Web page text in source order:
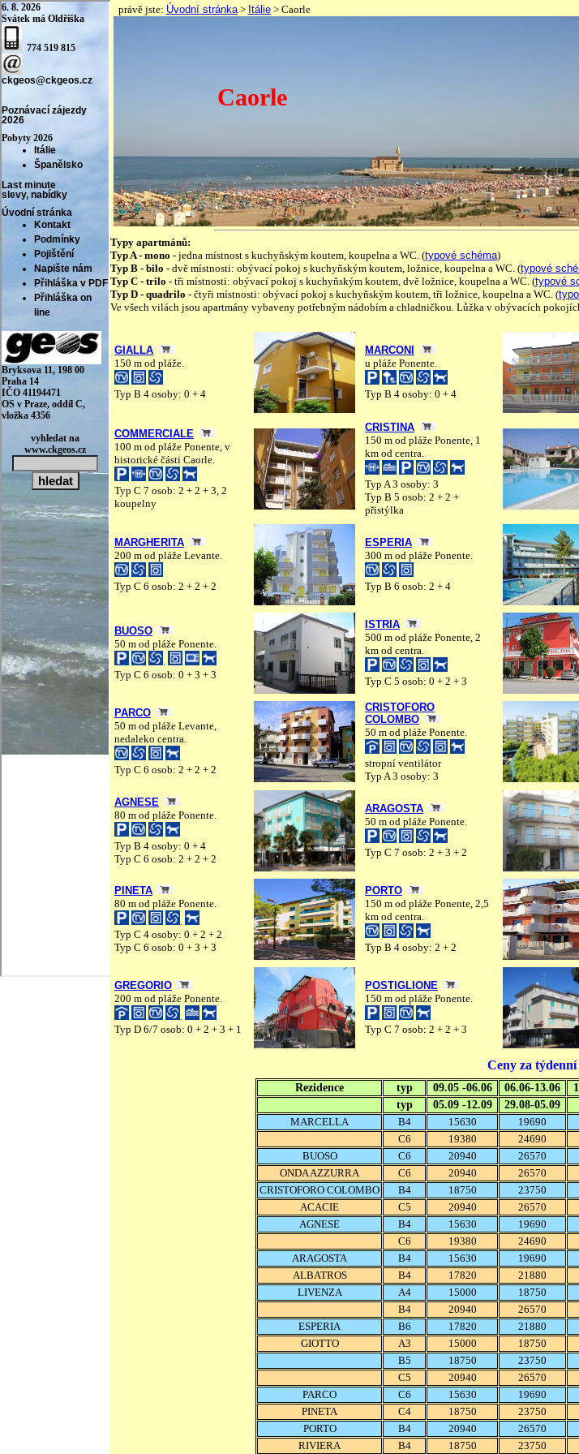
právě jste: Úvodní stránka> Itálie> Caorle
Caorle
Typy apartmánů:
Typ A - mono - jedna místnost s kuchyňským koutem, koupelna a WC. (typové schéma)
Typ B - bilo - dvě místnosti: obývací pokoj s kuchyňským koutem, ložnice, koupelna a WC. (typové
Typ C - trilo - tři místnosti: obývací pokoj s kuchyňským koutem, dvě ložnice, koupelna a WC. (typové
Typ D - quadrilo - čtyři místnosti: obývací pokoj s kuchyňským koutem, tři ložnice, koupelna a WC. (
Ve všech vilách jsou apartmány vybaveny potřebným nádobím a chladničkou. Lůžka v obývacích
GIALLA
150 m od pláže.
Typ B 4 osoby: 0 + 4
MARCONI
u pláže Ponente.
Typ B 4 osoby: 0 + 4
COMMERCIALE
100 m od pláže Ponente, v
historické části Caorle.
Typ C 7 osob: 2 + 2 + 3, 2
koupelny
CRISTINA
150 m od pláže Ponente, 1
km od centra.
Typ A 3 osoby: 3
Typ B 5 osob: 2 + 2 +
přistýlka
MARGHERITA
200 m od pláže Levante.
Typ C 6 osob: 2 + 2 + 2
ESPERIA
300 m od pláže Ponente.
Typ B 6 osob: 2 + 4
BUOSO
50 m od pláže Ponente.
.
Typ C 6 osob: 0 + 3 + 3
ISTRIA
500 m od pláže Ponente, 2
km od centra.
Typ C 5 osob: 0 + 2 + 3
PARCO
50 m od pláže Levante,
nedaleko centra.
Typ C 6 osob: 2 + 2 + 2
CRISTOFORO
COLOMBO
50 m od pláže Ponente.
stropní ventilátor
Typ A 3 osoby: 3
AGNESE
80 m od pláže Ponente.
Typ B 4 osoby: 0 + 4
Typ C 6 osob: 2 + 2 + 2
ARAGOSTA
50 m od pláže Ponente.
Typ C 7 osob: 2 + 3 + 2
PINETA
80 m od pláže Ponente.
.
Typ C 4 osoby: 0 + 2 + 2
Typ C 6 osob: 0 + 3 + 3
PORTO
150 m od pláže Ponente, 2,5
km od centra.
Typ B 4 osoby: 2 + 2
GREGORIO
200 m od pláže Ponente.
.
Typ D 6/7 osob: 0 + 2 + 3 + 1
POSTIGLIONE
150 m od pláže Ponente.
Typ C 7 osob: 2 + 2 + 3
Ceny za
Rezidence typ 09.05 -06.06 06.06-13.06
typ
05.09 -12.09 29.08-05.09
MARCELLA
B4 15630 19690
C6
19380 24690
BUOSO
C6 20940 26570
ONDA AZZURRA
C6 20940 26570
CRISTOFORO COLOMBO
B4 18750 23750
ACACIE
C5 20940 26570
AGNESE
B4 15630 19690
C6
19380 24690
ARAGOSTA
B4 15630 19690
ALBATROS
B4 17820 21880
LIVENZA
A4 15000 18750
B4
20940 26570
ESPERIA
B6 17820 21880
GIOTTO
A3 15000 18750
B5
18750 23750
C5
20940 26570
PARCO
C6 15630 19690
PINETA
C4 18750 23750
PORTO
B4 20940 26570
RIVIERA
B4 18750 23750